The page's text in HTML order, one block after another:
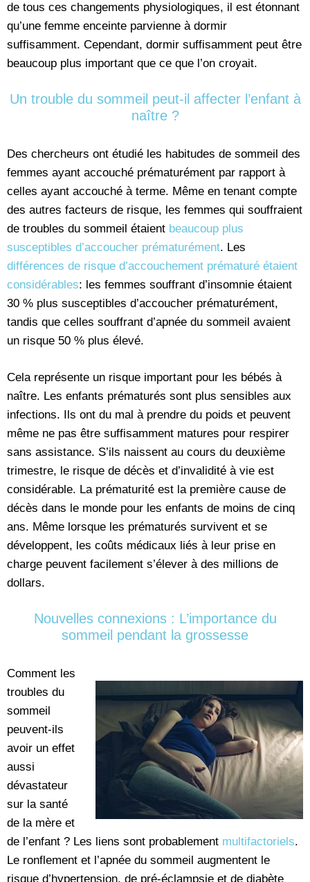
de tous ces changements physiologiques, il est étonnant
qu’une femme enceinte parvienne à dormir
suffisamment. Cependant, dormir suffisamment peut être
beaucoup plus important que ce que l’on croyait.
Un trouble du sommeil peut-il affecter l’enfant à
naître ?
Des chercheurs ont étudié les habitudes de sommeil des
femmes ayant accouché prématurément par rapport à
celles ayant accouché à terme. Même en tenant compte
des autres facteurs de risque, les femmes qui souffraient
de troubles du sommeil étaient beaucoup plus
susceptibles d’accoucher prématurément. Les
différences de risque d’accouchement prématuré étaient
considérables: les femmes souffrant d’insomnie étaient
30 % plus susceptibles d’accoucher prématurément,
tandis que celles souffrant d’apnée du sommeil avaient
un risque 50 % plus élevé.
Cela représente un risque important pour les bébés à
naître. Les enfants prématurés sont plus sensibles aux
infections. Ils ont du mal à prendre du poids et peuvent
même ne pas être suffisamment matures pour respirer
sans assistance. S’ils naissent au cours du deuxième
trimestre, le risque de décès et d’invalidité à vie est
considérable. La prématurité est la première cause de
décès dans le monde pour les enfants de moins de cinq
ans. Même lorsque les prématurés survivent et se
développent, les coûts médicaux liés à leur prise en
charge peuvent facilement s’élever à des millions de
dollars.
Nouvelles connexions : L’importance du
sommeil pendant la grossesse
Comment les
troubles du
sommeil
peuvent-ils
avoir un effet
aussi
dévastateur
sur la santé
de la mère et
de l’enfant ? Les liens sont probablement multifactoriels.
Le ronflement et l’apnée du sommeil augmentent le
risque d’hypertension, de pré-éclampsie et de diabète